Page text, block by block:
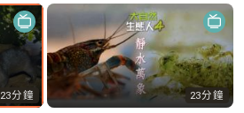
23分鐘 23分鐘